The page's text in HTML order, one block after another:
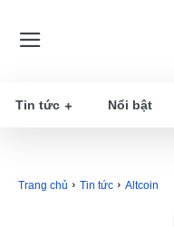
Tin tức Nổi bật
Trang chủ Tin tức Altcoin